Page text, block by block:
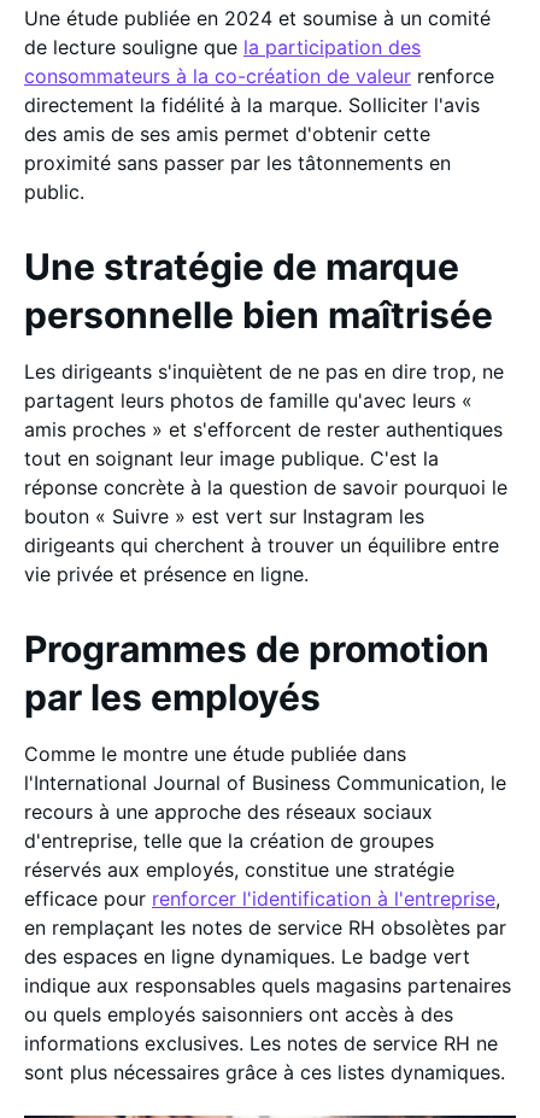
Une étude publiée en 2024 et soumise à un comité
de lecture souligne que la participation des
consommateurs à la co-création de valeur renforce
directement la fidélité à la marque. Solliciter l'avis
des amis de ses amis permet d'obtenir cette
proximité sans passer par les tâtonnements en
public.
Une stratégie de marque
personnelle bien maîtrisée
Les dirigeants s'inquiètent de ne pas en dire trop, ne
partagent leurs photos de famille qu'avec leurs «
amis proches » et s'efforcent de rester authentiques
tout en soignant leur image publique. C'est la
réponse concrète à la question de savoir pourquoi le
bouton « Suivre » est vert sur Instagram les
dirigeants qui cherchent à trouver un équilibre entre
vie privée et présence en ligne.
Programmes de promotion
par les employés
Comme le montre une étude publiée dans
l'International Journal of Business Communication, le
recours à une approche des réseaux sociaux
d'entreprise, telle que la création de groupes
réservés aux employés, constitue une stratégie
efficace pour renforcer l'identification à l'entreprise,
en remplaçant les notes de service RH obsolètes par
des espaces en ligne dynamiques. Le badge vert
indique aux responsables quels magasins partenaires
ou quels employés saisonniers ont accès à des
informations exclusives. Les notes de service RH ne
sont plus nécessaires grâce à ces listes dynamiques.